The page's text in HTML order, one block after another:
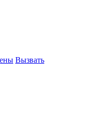
Вызвать